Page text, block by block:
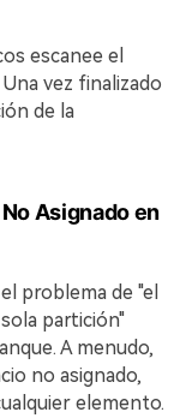
escanee el
vez finalizado
de la
Asignado en
problema de "el
partición"
A menudo,
no asignado,
elemento.󠀲󠀡󠀩󠀣󠀡󠀣󠀠󠀢󠀧󠀳󠀰